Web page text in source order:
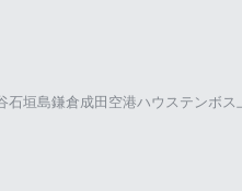
石垣島鎌倉成田空港ハウステンボス